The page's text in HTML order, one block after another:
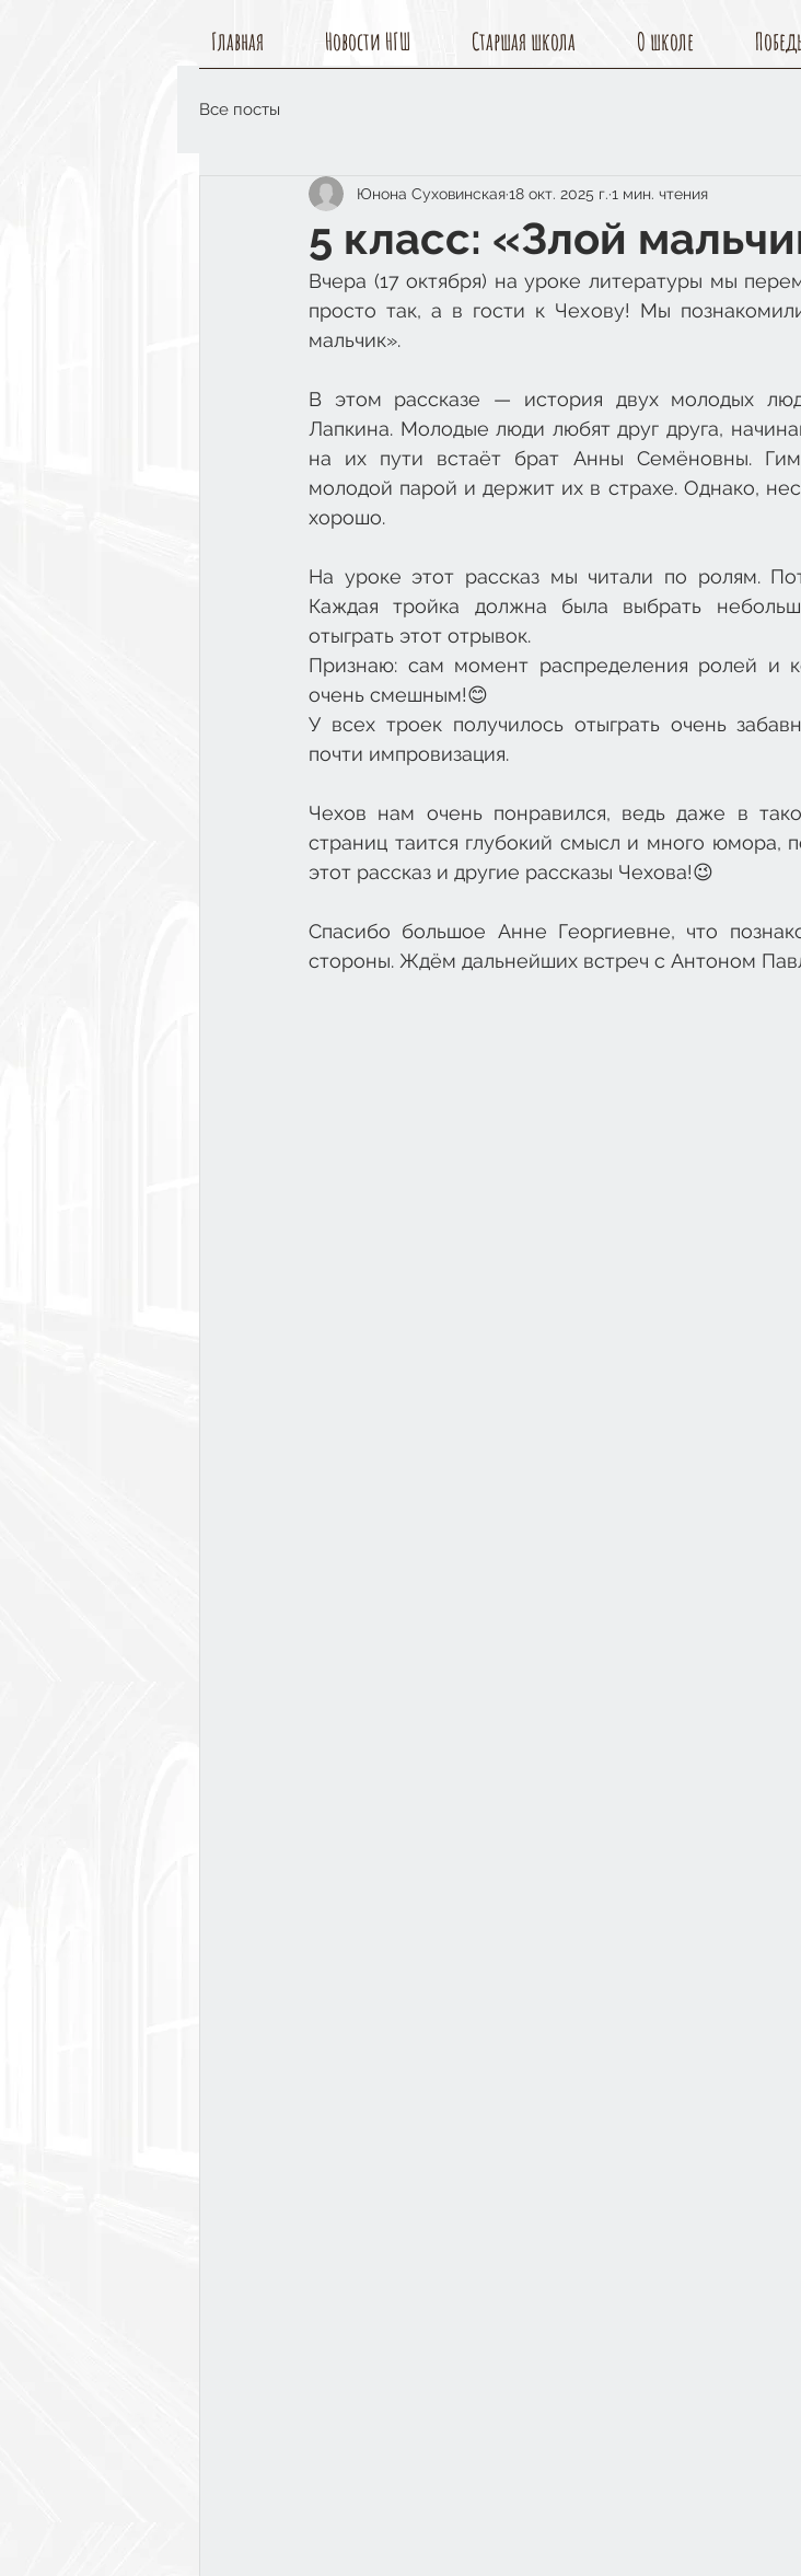
Главная Новости НГШ Старшая школа О школе
Все посты
5 класс: «Злой
Юнона Суховинская18 окт. 2025 г. 1 мин. чтения
Вчера (17 октября) на уроке литературы мы
просто так, а в гости к Чехову! Мы
мальчик».
В этом рассказе — история двух молодых
Лапкина. Молодые люди любят друг друга,
на их пути встаёт брат Анны Семёновны.
молодой парой и держит их в страхе. Однако,
хорошо.
На уроке этот рассказ мы читали по ролям.
Каждая тройка должна была выбрать
отыграть этот отрывок.
Признаю: сам момент распределения ролей и
очень смешным!😊
У всех троек получилось отыграть очень
почти импровизация.
Чехов нам очень понравился, ведь даже в
страниц таится глубокий смысл и много юмора,
этот рассказ и другие рассказы Чехова!😉
Спасибо большое Анне Георгиевне, что
стороны. Ждём дальнейших встреч с Антоном